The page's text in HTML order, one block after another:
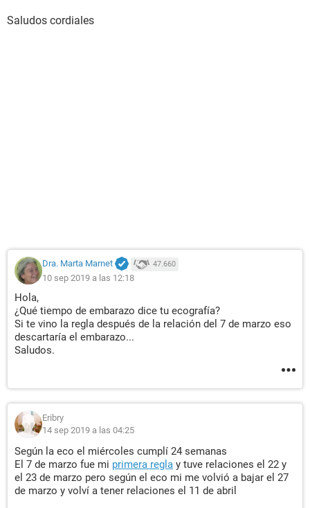
Saludos cordiales
Dra. Marta Marnet 47.660
10 sep 2019 a las 12:18
Hola,
¿Qué tiempo de embarazo dice tu ecografía?
Si te vino la regla después de la relación del 7 de marzo eso
descartaría el embarazo...
Saludos.
Eribry
14 sep 2019 a las 04:25
Según la eco el miércoles cumplí 24 semanas
El 7 de marzo fue mi primera regla y tuve relaciones el 22 y
el 23 de marzo pero según el eco mi me volvió a bajar el 27
de marzo y volví a tener relaciones el 11 de abril